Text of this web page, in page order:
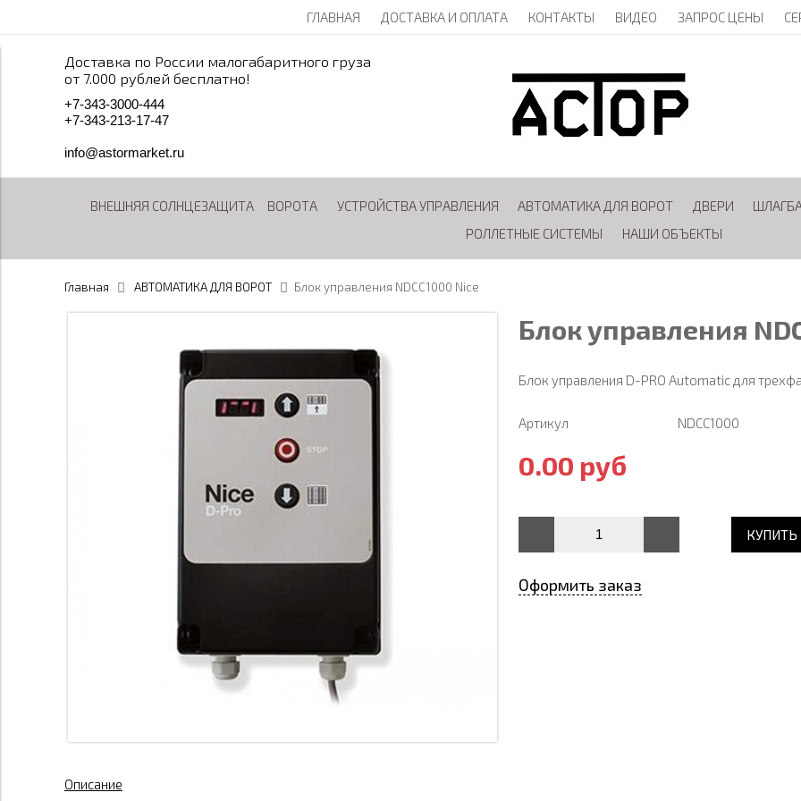
ГЛАВНАЯ ДОСТАВКА И ОПЛАТА КОНТАКТЫ ВИДЕО ЗАПРОС ЦЕНЫ
Доставка по России малогабаритного груза
от 7.000 рублей бесплатно!
+7-343-3000-444
+7-343-213-17-47
info@astormarket.ru
ВНЕШНЯЯ СОЛНЦЕЗАЩИТА ВОРОТА УСТРОЙСТВА УПРАВЛЕНИЯ АВТОМАТИКА ДЛЯ ВОРОТ ДВЕРИ
РОЛЛЕТНЫЕ СИСТЕМЫ
НАШИ ОБЪЕКТЫ
Главная АВТОМАТИКА ДЛЯ ВОРОТ Блок управления NDCC1000 Nice
Блок управления
Блок управления D-PRO Automatic для
Артикул NDCC1000
0.00 руб
КУПИТЬ
Оформить заказ
Описание